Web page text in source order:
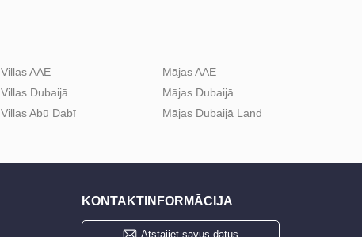
Villas AAE
Villas Dubaijā
Villas Abū Dabī
Mājas AAE
Mājas Dubaijā
Mājas Dubaijā Land
KONTAKTINFORMĀCIJA
Atstājiet savus datus